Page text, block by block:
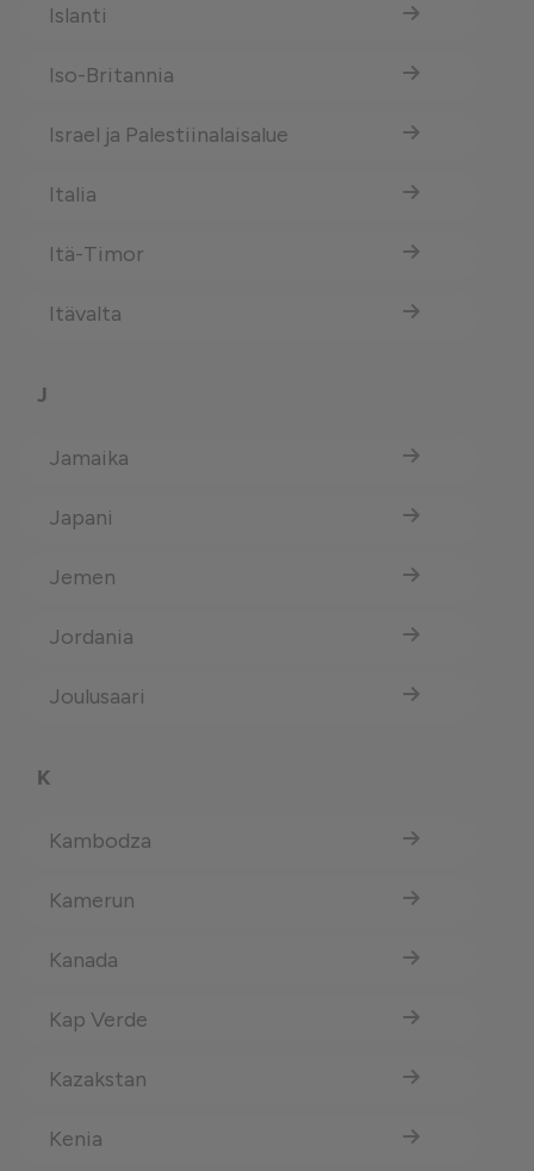
Islanti
Iso-Britannia
Israel ja Palestiinalaisalue
Italia
Itä-Timor
Itävalta
J
Jamaika
Japani
Jemen
Jordania
Joulusaari
K
Kambodza
Kamerun
Kanada
Kap Verde
Kazakstan
Kenia